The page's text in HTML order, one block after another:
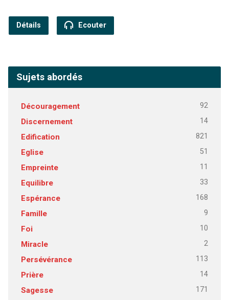
Détails Ecouter
Sujets abordés
Découragement 92
Discernement 14
Edification 821
Eglise 51
Empreinte 11
Equilibre 33
Espérance 168
Famille 9
Foi 10
Miracle 2
Persévérance 113
Prière 14
Sagesse 171